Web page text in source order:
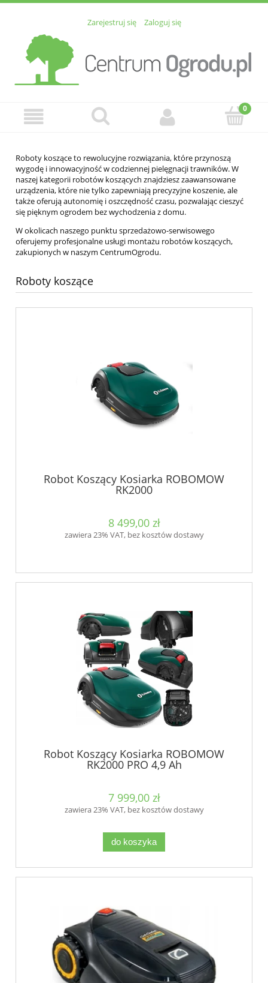
Zarejestruj się Zaloguj się
Roboty koszące to rewolucyjne rozwiązania, które przynoszą
wygodę i innowacyjność w codziennej pielęgnacji trawników. W
naszej kategorii robotów koszących znajdziesz zaawansowane
urządzenia, które nie tylko zapewniają precyzyjne koszenie, ale
także oferują autonomię i oszczędność czasu, pozwalając cieszyć
się pięknym ogrodem bez wychodzenia z domu.
W okolicach naszego punktu sprzedażowo-serwisowego
oferujemy profesjonalne usługi montażu robotów koszących,
zakupionych w naszym CentrumOgrodu.
Roboty koszące
Robot Koszący Kosiarka ROBOMOW
RK2000
8 499,00 zł
zawiera 23% VAT, bez kosztów dostawy
Robot Koszący Kosiarka ROBOMOW
RK2000 PRO 4,9 Ah
7 999,00 zł
zawiera 23% VAT, bez kosztów dostawy
do koszyka